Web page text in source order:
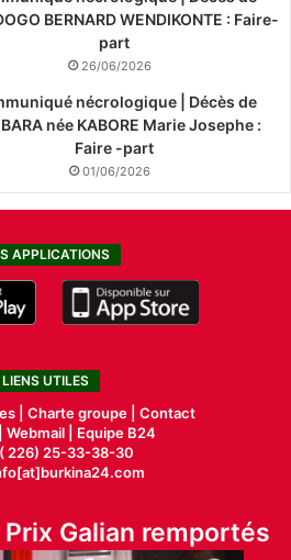
BERNARD WENDIKONTE : Faire-
part
26/06/2026
nécrologique | Décès de
née KABORE Marie Josephe :
Faire -part
01/06/2026
APPLICATIONS
LIENS UTILES
| Charte groupe | Contact
Webmail |
Equipe B24
226) 25-33-38-30
Galian remportés